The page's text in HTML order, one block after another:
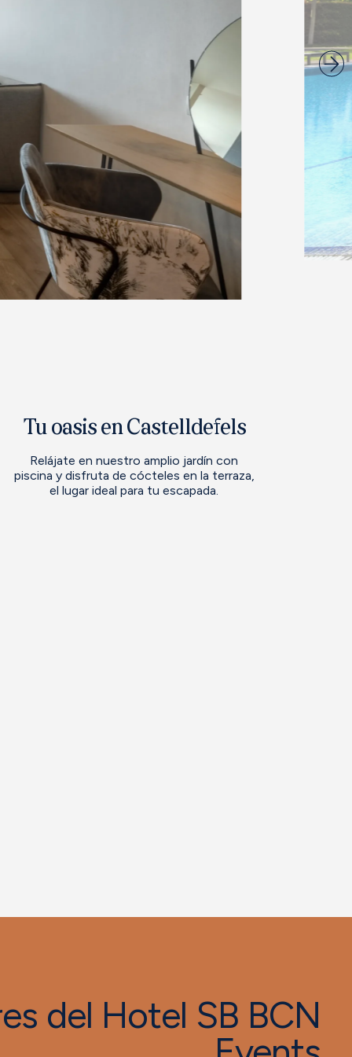
Tu oasis en Castelldefels
Relájate en nuestro amplio jardín con
piscina y disfruta de cócteles en la terraza,
el lugar ideal para tu escapada.
del Hotel SB BCN